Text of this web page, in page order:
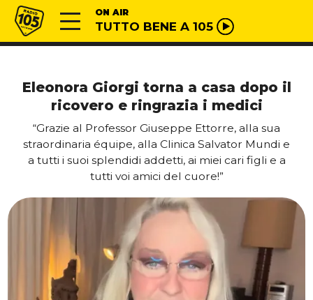
Vai al contenuto
Radio 105 ON AIR
TUTTO BENE A 105
Eleonora Giorgi torna a casa dopo il
ricovero e ringrazia i medici
“Grazie al Professor Giuseppe Ettorre, alla sua
straordinaria équipe, alla Clinica Salvator Mundi e
a tutti i suoi splendidi addetti, ai miei cari figli e a
tutti voi amici del cuore!”